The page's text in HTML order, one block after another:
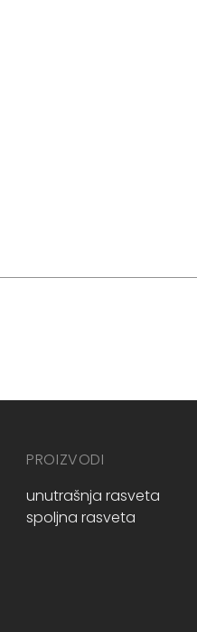
PROIZVODI
unutrašnja rasveta
spoljna rasveta